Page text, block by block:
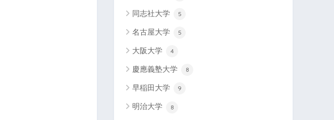
同志社大学 5
名古屋大学 5
大阪大学 4
慶應義塾大学 8
早稲田大学 9
明治大学 8